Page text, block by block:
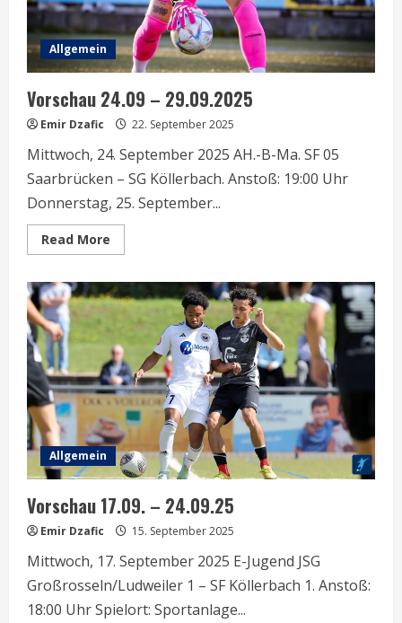
Allgemein
Vorschau 24.09 – 29.09.2025
Emir Dzafic 22. September 2025
Mittwoch, 24. September 2025 AH.-B-Ma. SF 05
Saarbrücken – SG Köllerbach. Anstoß: 19:00 Uhr
Donnerstag, 25. September...
Read More
more
24.09
–
29.09.2025
Allgemein
Vorschau 17.09. – 24.09.25
Emir Dzafic 15. September 2025
Mittwoch, 17. September 2025 E-Jugend JSG
Großrosseln/Ludweiler 1 – SF Köllerbach 1. Anstoß:
18:00 Uhr Spielort: Sportanlage...